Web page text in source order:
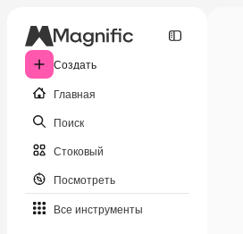
Создать
Главная
Поиск
Стоковый
Посмотреть
Все инструменты